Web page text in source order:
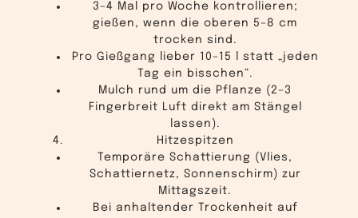
3–4 Mal pro Woche kontrollieren;
gießen, wenn die oberen 5–8 cm
trocken sind.
Pro Gießgang lieber 10–15 l statt „jeden
Tag ein bisschen“.
Mulch rund um die Pflanze (2–3
Fingerbreit Luft direkt am Stängel
lassen).
Hitzespitzen
Temporäre Schattierung (Vlies,
Schattiernetz, Sonnenschirm) zur
Mittagszeit.
Bei anhaltender Trockenheit auf